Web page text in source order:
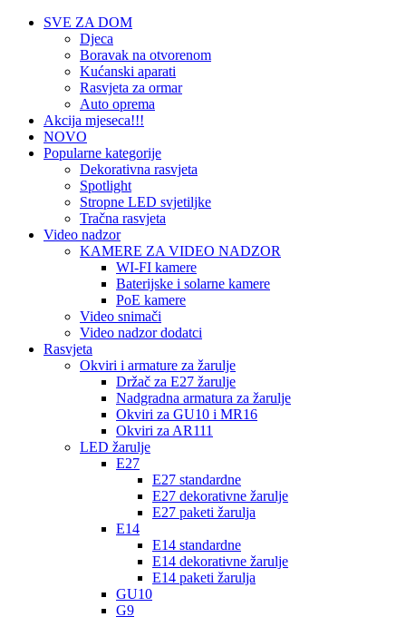
SVE ZA DOM
Djeca
Boravak na otvorenom
Kućanski aparati
Rasvjeta za ormar
Auto oprema
Akcija mjeseca!!!
NOVO
Popularne kategorije
Dekorativna rasvjeta
Spotlight
Stropne LED svjetiljke
Tračna rasvjeta
Video nadzor
KAMERE ZA VIDEO NADZOR
WI-FI kamere
Baterijske i solarne kamere
PoE kamere
Video snimači
Video nadzor dodatci
Rasvjeta
Okviri i armature za žarulje
Držač za E27 žarulje
Nadgradna armatura za žarulje
Okviri za GU10 i MR16
Okviri za AR111
LED žarulje
E27
E27 standardne
E27 dekorativne žarulje
E27 paketi žarulja
E14
E14 standardne
E14 dekorativne žarulje
E14 paketi žarulja
GU10
G9